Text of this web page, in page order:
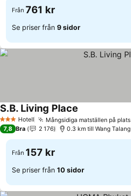
Från 761 kr
Se priser från 9 sidor
3 StjärnorHotell Mångsidiga matställen på plats
S.B. Living Place
7,8 Bra 2 176 0.3 km till Wang Talang
Från 157 kr
Se priser från 10 sidor